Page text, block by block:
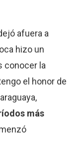
afuera a
hizo un
conocer la
el honor de
más